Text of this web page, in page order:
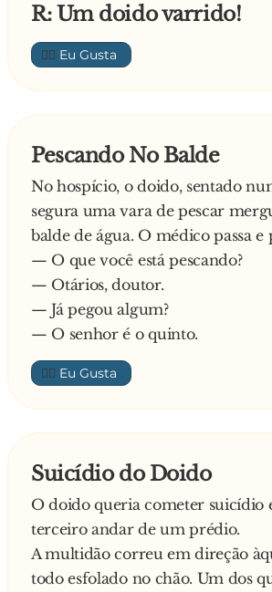
R: Um doido varrido!
👍🏼
Pescando No Balde
No hospício, o doido, sentado
segura uma vara de pescar
balde de água. O médico passa e
— O que você está pescando?
— Otários, doutor.
— Já pegou algum?
— O senhor é o quinto.
👍🏼
Suicídio do Doido
O doido queria cometer suicídio
terceiro andar de um prédio.
A multidão correu em direção
todo esfolado no chão. Um dos